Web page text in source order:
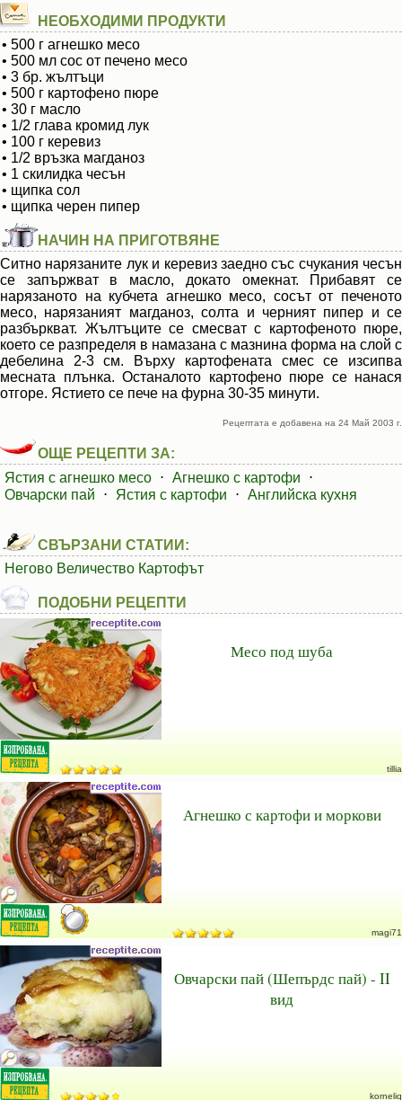
НЕОБХОДИМИ ПРОДУКТИ
• 500 г агнешко месо
• 500 мл сос от печено месо
• 3 бр. жълтъци
• 500 г картофено пюре
• 30 г масло
• 1/2 глава кромид лук
• 100 г керевиз
• 1/2 връзка магданоз
• 1 скилидка чесън
• щипка сол
• щипка черен пипер
НАЧИН НА ПРИГОТВЯНЕ
Ситно нарязаните лук и керевиз заедно със счукания чесън
се запържват в масло, докато омекнат. Прибавят се
нарязаното на кубчета агнешко месо, сосът от печеното
месо, нарязаният магданоз, солта и черният пипер и се
разбъркват. Жълтъците се смесват с картофеното пюре,
което се разпределя в намазана с мазнина форма на слой с
дебелина 2-3 см. Върху картофената смес се изсипва
месната плънка. Останалото картофено пюре се нанася
отгоре. Ястието се пече на фурна 30-35 минути.
Рецептата е добавена на 24 Май 2003 г.
ОЩЕ РЕЦЕПТИ ЗА:
Ястия с агнешко месо ⋅ Агнешко с картофи
⋅
Овчарски пай
⋅ Ястия с картофи ⋅ Английска кухня
СВЪРЗАНИ СТАТИИ:
Негово Величество Картофът
ПОДОБНИ РЕЦЕПТИ
Месо под шуба
tillia
Агнешко с картофи и моркови
magi71
Овчарски пай (Шепърдс пай) - II
вид
korneliq